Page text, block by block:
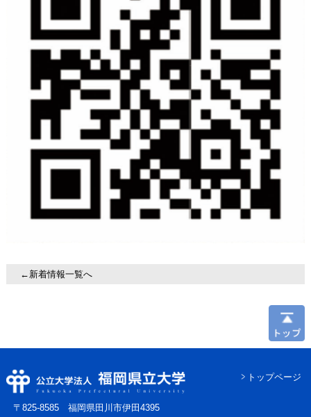
←新着情報一覧へ
〒825-8585 福岡県田川市伊田4395
トップページ